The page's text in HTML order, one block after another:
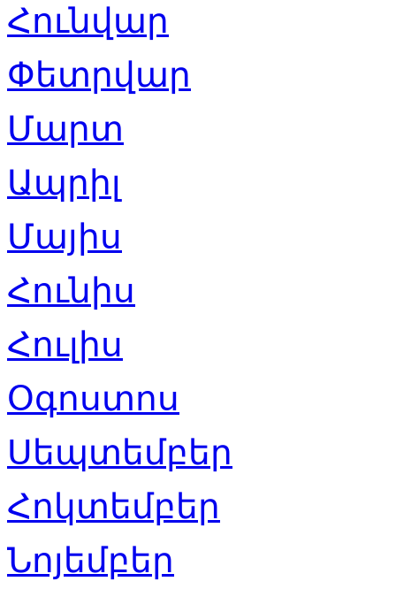
Հունվար
Փետրվար
Մարտ
Ապրիլ
Մայիս
Հունիս
Հուլիս
Օգոստոս
Սեպտեմբեր
Հոկտեմբեր
Նոյեմբեր